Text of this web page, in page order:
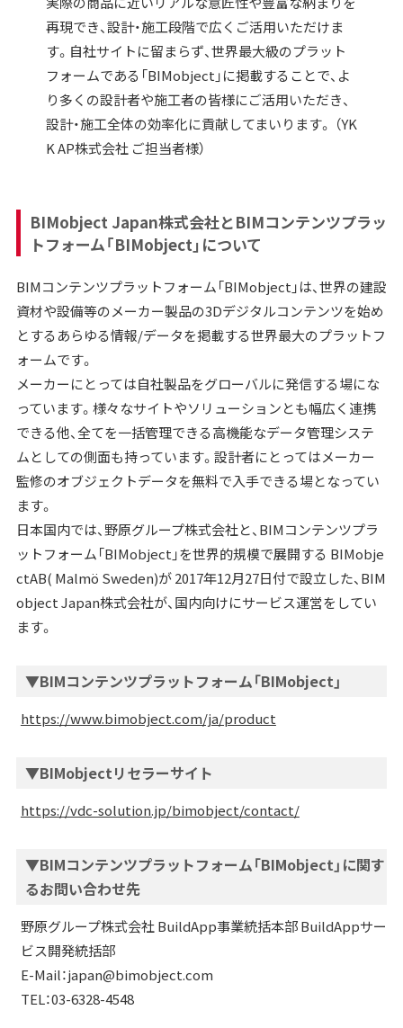
再現でき、設計・施工段階で広くご活用いただけま
す。自社サイトに留まらず、世界最大級のプラット
フォームである「BIMobject」に掲載することで、よ
り多くの設計者や施工者の皆様にご活用いただき、
設計・施工全体の効率化に貢献してまいります。 （YK
K AP株式会社 ご担当者様）
BIMobject Japan株式会社とBIMコンテンツプラッ
トフォーム「BIMobject」について
BIMコンテンツプラットフォーム「BIMobject」は、世界の建設
資材や設備等のメーカー製品の3Dデジタルコンテンツを始め
とするあらゆる情報/データを掲載する世界最大のプラットフ
ォームです。
メーカーにとっては自社製品をグローバルに発信する場にな
っています。様々なサイトやソリューションとも幅広く連携
できる他、全てを一括管理できる高機能なデータ管理システ
ムとしての側面も持っています。設計者にとってはメーカー
監修のオブジェクトデータを無料で入手できる場となってい
ます。
日本国内では、野原グループ株式会社と、BIMコンテンツプラ
ットフォーム「BIMobject」を世界的規模で展開する BIMobje
ctAB( Malmö Sweden)が 2017年12月27日付で設立した、BIM
object Japan株式会社が、国内向けにサービス運営をしてい
ます。
▼BIMコンテンツプラットフォーム「BIMobject」
https://www.bimobject.com/ja/product
▼BIMobjectリセラーサイト
https://vdc-solution.jp/bimobject/contact/
▼BIMコンテンツプラットフォーム「BIMobject」に関す
るお問い合わせ先
野原グループ株式会社 BuildApp事業統括本部 BuildAppサー
ビス開発統括部
E-Mail：japan@bimobject.com
TEL：03-6328-4548